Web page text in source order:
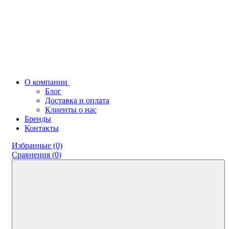
О компании
Блог
Доставка и оплата
Клиенты о нас
Бренды
Контакты
Избранные (0)
Сравнения (0)